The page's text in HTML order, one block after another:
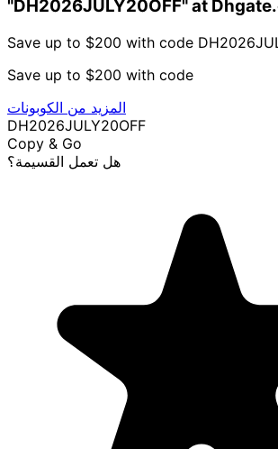
"DH2026JULY20OFF" at
Save up to $200 with code
Save up to $200 with code
المزيد من الكوبونات
DH2026JULY20OFF
Copy & Go
هل تعمل القسيمة؟